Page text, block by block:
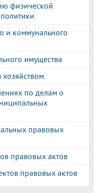
физической
и коммунального
имущества
по делам о
правовых
правовых актов
правовых актов